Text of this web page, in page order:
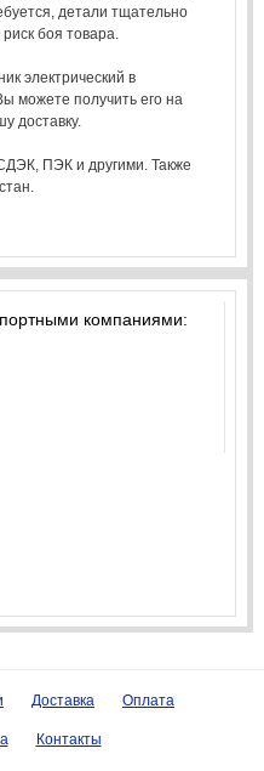
детали тщательно
боя товара.
электрический в
можете получить его на
доставку.
ПЭК и другими. Также
компаниями:
Доставка Оплата
Контакты